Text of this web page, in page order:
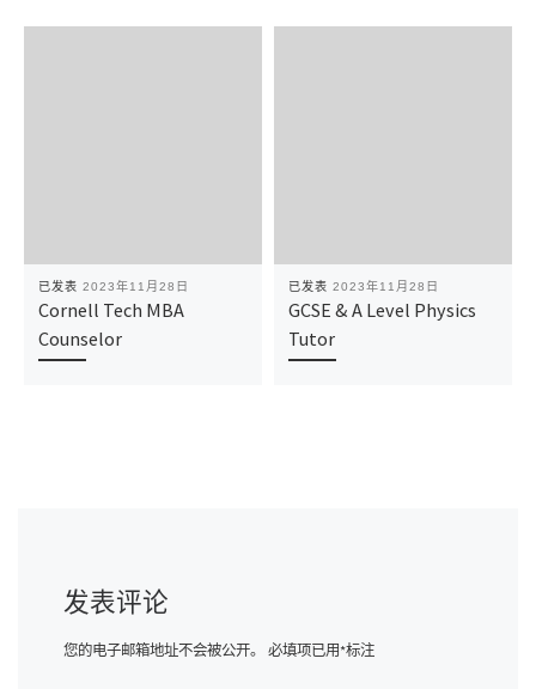
已发表 2023年11月28日
Cornell Tech MBA
Counselor
已发表 2023年11月28日
GCSE & A Level Physics
Tutor
发表评论
您的电子邮箱地址不会被公开。 必填项已用*标注